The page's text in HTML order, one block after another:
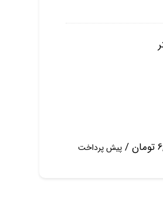
پیش پرداخت